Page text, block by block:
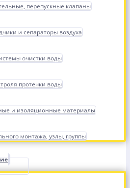
перепускные клапаны
и сепараторы воздуха
очистки воды
протечки воды
и изоляционные материалы
монтажа, узлы, группы